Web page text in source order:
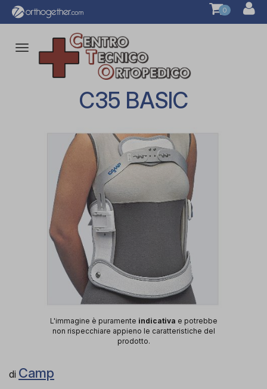
0
Attiva/disattiva
C35 BASIC
L'immagine è puramente indicativa e potrebbe
non rispecchiare appieno le caratteristiche del
prodotto.
di Camp